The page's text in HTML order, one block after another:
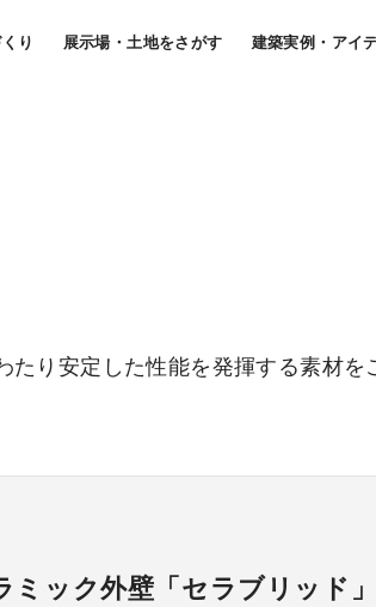
り 展示場・土地をさがす 建築実例・アイ
り安定した性能を発揮する素材を
ック外壁「セラブリッド」